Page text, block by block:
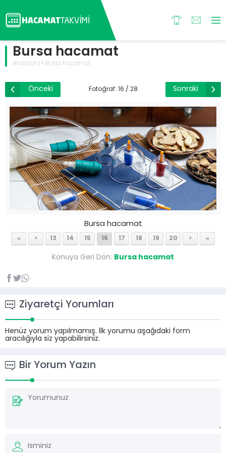
Bursa hacamat
Anasayfa » Bursa hacamat
Önceki Fotoğraf: 16 / 28 Sonraki
Bursa hacamat
« < 13 14 15 16 17 18 19 20 > »
Konuya Geri Dön: Bursa hacamat
Ziyaretçi Yorumları
Henüz yorum yapılmamış. İlk yorumu aşağıdaki form
aracılığıyla siz yapabilirsiniz.
Bir Yorum Yazın